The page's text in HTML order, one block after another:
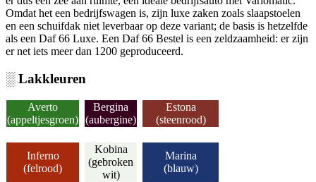
Omdat het een bedrijfswagen is, zijn luxe zaken zoals slaapstoelen
en een schuifdak niet leverbaar op deze variant; de basis is hetzelfde
als een Daf 66 Luxe. Een Daf 66 Bestel is een zeldzaamheid: er zijn
er net iets meer dan 1200 geproduceerd.
░ Lakkleuren
Averto
(appeltjesgroen)
Bergina
(aubergine)
Estona
(steenrood)
Inferno
(felrood)
Kobina
(gebroken
wit)
Marina
(blauw)